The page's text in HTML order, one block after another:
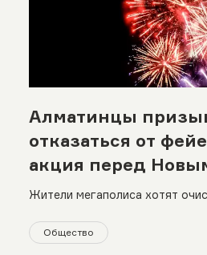
Алматинцы
отказаться от
акция перед
Жители мегаполиса хотят
Общество